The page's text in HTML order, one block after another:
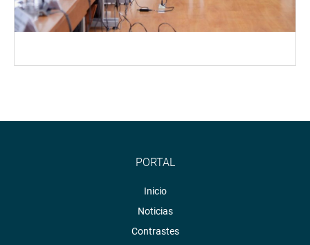
PORTAL
Inicio
Noticias
Contrastes